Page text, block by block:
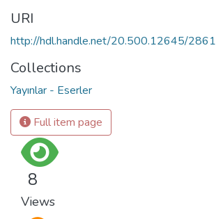
URI
http://hdl.handle.net/20.500.12645/
Collections
Yayınlar - Eserler
Full item page
8
Views